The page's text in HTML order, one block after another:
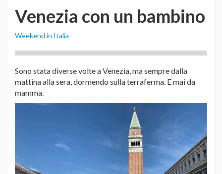
Venezia con un bambino
Weekend in Italia
Sono stata diverse volte a Venezia, ma sempre dalla
mattina alla sera, dormendo sulla terraferma. E mai da
mamma.